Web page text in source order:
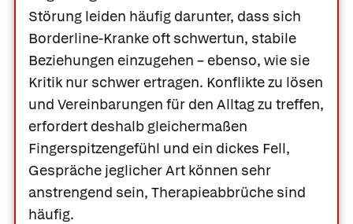
Störung leiden häufig darunter, dass sich
Borderline-Kranke oft schwertun, stabile
Beziehungen einzugehen – ebenso, wie sie
Kritik nur schwer ertragen. Konflikte zu lösen
und Vereinbarungen für den Alltag zu treffen,
erfordert deshalb gleichermaßen
Fingerspitzengefühl und ein dickes Fell,
Gespräche jeglicher Art können sehr
anstrengend sein, Therapieabbrüche sind
häufig.